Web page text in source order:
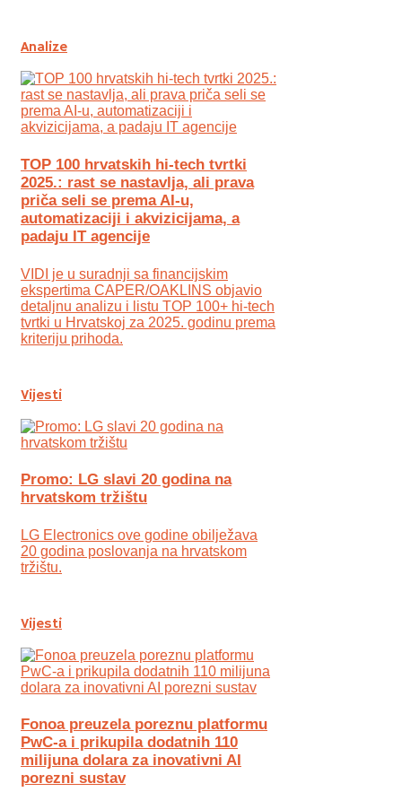
Analize
TOP 100 hrvatskih hi-tech tvrtki
2025.: rast se nastavlja, ali prava
priča seli se prema AI-u,
automatizaciji i akvizicijama, a
padaju IT agencije
VIDI je u suradnji sa financijskim
ekspertima CAPER/OAKLINS objavio
detaljnu analizu i listu TOP 100+ hi-tech
tvrtki u Hrvatskoj za 2025. godinu prema
kriteriju prihoda.
Vijesti
Promo: LG slavi 20 godina na
hrvatskom tržištu
LG Electronics ove godine obilježava
20 godina poslovanja na hrvatskom
tržištu.
Vijesti
Fonoa preuzela poreznu platformu
PwC-a i prikupila dodatnih 110
milijuna dolara za inovativni AI
porezni sustav